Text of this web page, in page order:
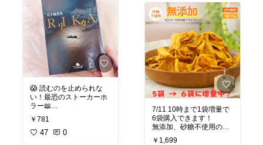
#オリジナル写真#コーヒ
ー好き#ティータイム#ギ
フト
#内祝い#お祝い#お返し
お礼
#手土産#アイスコー
ヒー
#温州みかん
#ドリンク
#ドリンクセッ
ト #みかんジュース
😱 読むのを止められな
い！最恐のストーカーホ
ラー📖
「出会い系サイト」で知
り合った、自称28歳の看
￥781
47 0
いです😄
※数量限定商品のため、
無くなり次第販売終了で
す！
注文はお早めに😄
#オリジナル写真 #ギフト
#スイーツ部
#洋菓子
#我が家のお取り寄せ
#お
土産 #手土産#自分へのご
#おうちカフェ#夏ギフト
#クッキー
#ラングドシャ#資生堂パ
ーラー
7/11 10時まで1袋増量で
6袋購入できます！
無添加、砂糖不使用のド
ライマンゴーです😊
￥1,699